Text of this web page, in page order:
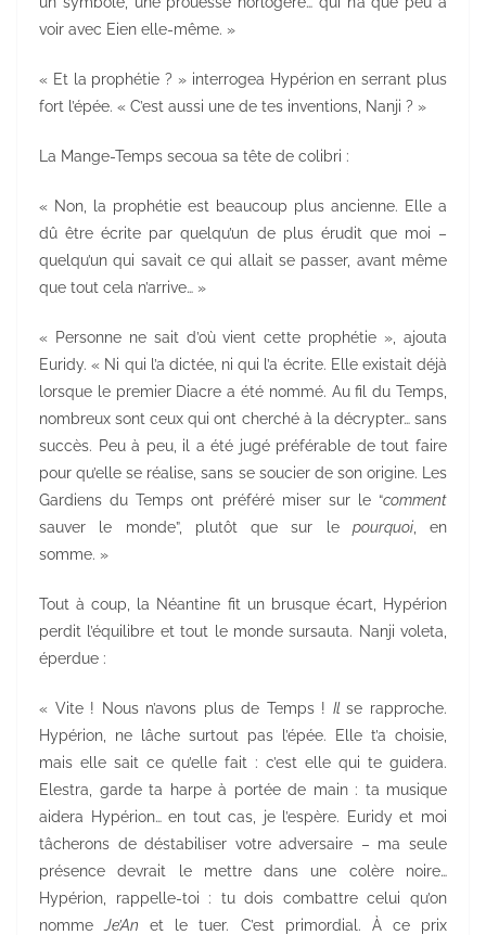
voir avec Eien elle-même. »
« Et la prophétie ? » interrogea Hypérion en serrant plus
fort l’épée. « C’est aussi une de tes inventions, Nanji ? »
La Mange-Temps secoua sa tête de colibri :
« Non, la prophétie est beaucoup plus ancienne. Elle a
dû être écrite par quelqu’un de plus érudit que moi –
quelqu’un qui savait ce qui allait se passer, avant même
que tout cela n’arrive… »
« Personne ne sait d’où vient cette prophétie », ajouta
Euridy. « Ni qui l’a dictée, ni qui l’a écrite. Elle existait déjà
lorsque le premier Diacre a été nommé. Au fil du Temps,
nombreux sont ceux qui ont cherché à la décrypter… sans
succès. Peu à peu, il a été jugé préférable de tout faire
pour qu’elle se réalise, sans se soucier de son origine. Les
Gardiens du Temps ont préféré miser sur le “comment
sauver le monde”, plutôt que sur le pourquoi, en
somme. »
Tout à coup, la Néantine fit un brusque écart, Hypérion
perdit l’équilibre et tout le monde sursauta. Nanji voleta,
éperdue :
« Vite ! Nous n’avons plus de Temps ! Ilse rapproche.
Hypérion, ne lâche surtout pas l’épée. Elle t’a choisie,
mais elle sait ce qu’elle fait : c’est elle qui te guidera.
Elestra, garde ta harpe à portée de main : ta musique
aidera Hypérion… en tout cas, je l’espère. Euridy et moi
tâcherons de déstabiliser votre adversaire – ma seule
présence devrait le mettre dans une colère noire…
Hypérion, rappelle-toi : tu dois combattre celui qu’on
nomme
Je’An et le tuer. C’est primordial. À ce prix